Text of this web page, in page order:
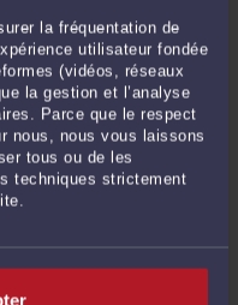
la fréquentation de
utilisateur fondée
(vidéos, réseaux
la gestion et l’analyse
Parce que le respect
nous, nous vous laissons
tous ou de les
techniques strictement
POUR UN
?
05/2026
bien que pour le salarié.
des règles strictes pour la